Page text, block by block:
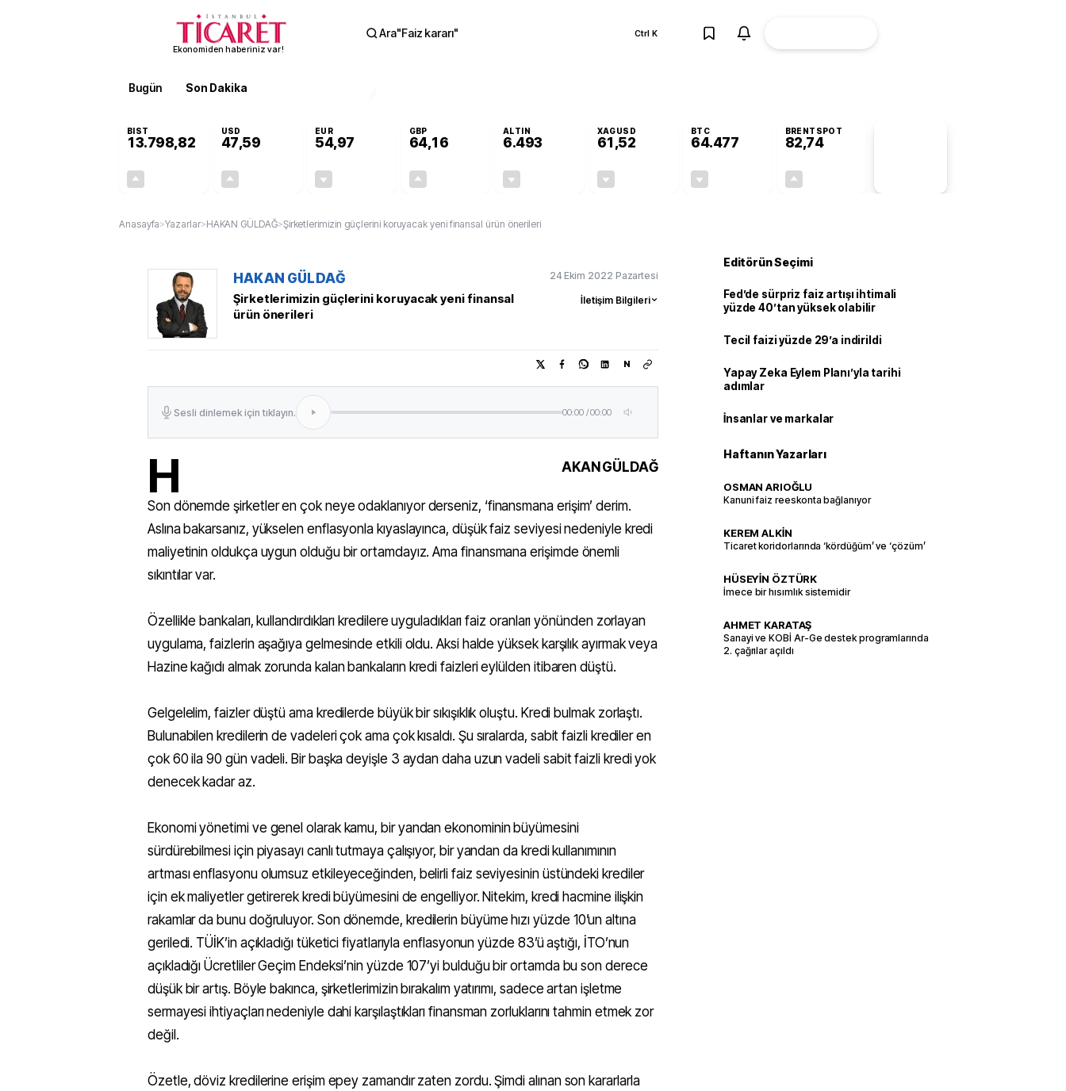
Ekonomiden haberiniz var!
Ara"Faiz kararı" Ctrl K
Bugün Son Dakika
BIST
13.798,82
USD
47,59
EUR
54,97
GBP
64,16
ALTIN
6.493
XAGUSD
61,52
BTC
64.477
BRENTSPOT
82,74
Anasayfa>Yazarlar>HAKAN GÜLDAĞ>Şirketlerimizin güçlerini koruyacak yeni finansal ürün önerileri
HAKAN GÜLDAĞ
Şirketlerimizin güçlerini koruyacak yeni finansal
ürün önerileri
24 Ekim 2022 Pazartesi
İletişim Bilgileri
N
Sesli dinlemek için tıklayın. 00:00/00:00
H AKAN GÜLDAĞ
Son dönemde şirketler en çok neye odaklanıyor derseniz, ‘finansmana erişim’ derim.
Aslına bakarsanız, yükselen enflasyonla kıyaslayınca, düşük faiz seviyesi nedeniyle kredi
maliyetinin oldukça uygun olduğu bir ortamdayız. Ama finansmana erişimde önemli
sıkıntılar var.
Özellikle bankaları, kullandırdıkları kredilere uyguladıkları faiz oranları yönünden zorlayan
uygulama, faizlerin aşağıya gelmesinde etkili oldu. Aksi halde yüksek karşılık ayırmak veya
Hazine kağıdı almak zorunda kalan bankaların kredi faizleri eylülden itibaren düştü.
Gelgelelim, faizler düştü ama kredilerde büyük bir sıkışıklık oluştu. Kredi bulmak zorlaştı.
Bulunabilen kredilerin de vadeleri çok ama çok kısaldı. Şu sıralarda, sabit faizli krediler en
çok 60 ila 90 gün vadeli. Bir başka deyişle 3 aydan daha uzun vadeli sabit faizli kredi yok
denecek kadar az.
Ekonomi yönetimi ve genel olarak kamu, bir yandan ekonominin büyümesini
sürdürebilmesi için piyasayı canlı tutmaya çalışıyor, bir yandan da kredi kullanımının
artması enflasyonu olumsuz etkileyeceğinden, belirli faiz seviyesinin üstündeki krediler
için ek maliyetler getirerek kredi büyümesini de engelliyor. Nitekim, kredi hacmine ilişkin
rakamlar da bunu doğruluyor. Son dönemde, kredilerin büyüme hızı yüzde 10’un altına
geriledi. TÜİK’in açıkladığı tüketici fiyatlarıyla enflasyonun yüzde 83’ü aştığı, İTO’nun
açıkladığı Ücretliler Geçim Endeksi’nin yüzde 107’yi bulduğu bir ortamda bu son derece
düşük bir artış. Böyle bakınca, şirketlerimizin bırakalım yatırımı, sadece artan işletme
sermayesi ihtiyaçları nedeniyle dahi karşılaştıkları finansman zorluklarını tahmin etmek zor
değil.
Özetle, döviz kredilerine erişim epey zamandır zaten zordu. Şimdi alınan son kararlarla
Editörün Seçimi
Fed’de sürpriz faiz artışı ihtimali
yüzde 40’tan yüksek olabilir
Tecil faizi yüzde 29’a indirildi
Yapay Zeka Eylem Planı’yla tarihi
adımlar
İnsanlar ve markalar
Haftanın Yazarları
OSMAN ARIOĞLU
Kanuni faiz reeskonta bağlanıyor
KEREM ALKİN
Ticaret koridorlarında ‘kördüğüm’ ve ‘çözüm’
HÜSEYİN ÖZTÜRK
İmece bir hısımlık sistemidir
AHMET KARATAŞ
Sanayi ve KOBİ Ar-Ge destek programlarında
2. çağrılar açıldı